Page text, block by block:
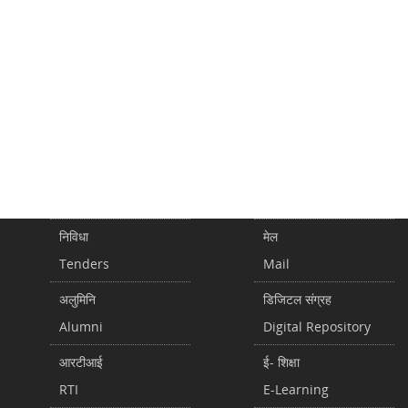
निविधा
Tenders
अलुमिनि
Alumni
आरटीआई
RTI
मेल
Mail
डिजिटल संग्रह
Digital Repository
ई- शिक्षा
E-Learning